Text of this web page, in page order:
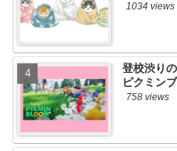
1034 views
登校渋り
ピクミン
758 views